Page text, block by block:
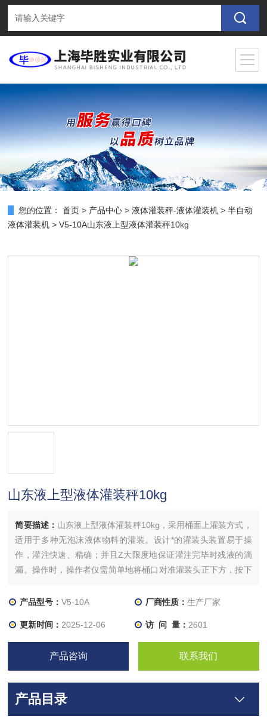
您的位置： 首页 > 产品中心 >液体灌装秤-液体灌装机 >半自动
液体灌装机 > V5-10A山东液上型液体灌装秤10kg
山东液上型液体灌装秤10kg
简要描述： 山东液上型液体灌装秤10kg，采用桶面上灌装方式，
适用于多种无泡沫液体物料的灌装。设计*的灌装头装置易于操
作，灌注快速、精确；并且Z大限度地保证灌注完毕时残液的滴
漏。操作时，操作者仅需简单地将桶口对准灌装头正下方，按下
产品型号：V5-10A 厂商性质： 生产厂家
更新时间： 2025-12-06 访 问 量： 2601
产品咨询 联系我们
产品目录